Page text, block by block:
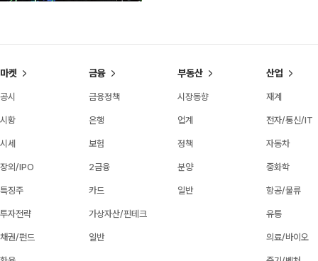
마켓
공시
시황
시세
장외/IPO
특징주
투자전략
채권/펀드
금융
금융정책
은행
보험
2금융
카드
가상자산/핀테크
일반
부동산
시장동향
업계
정책
분양
일반
산업
재계
전자/통신/IT
자동차
중화학
항공/물류
유통
의료/바이오